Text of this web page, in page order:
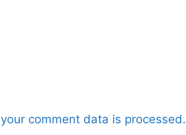
comment data is processed.